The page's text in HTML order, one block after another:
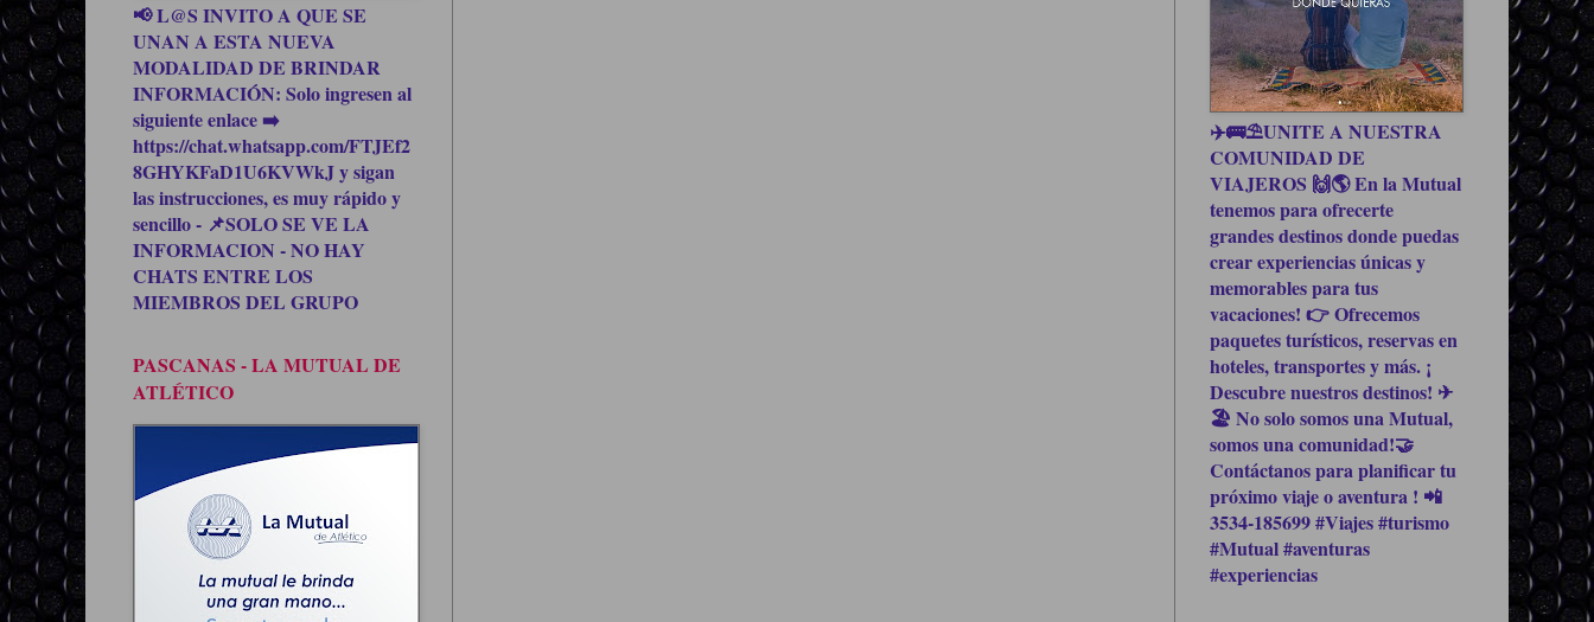
📢 L@S INVITO A QUE SE
UNAN A ESTA NUEVA
MODALIDAD DE BRINDAR
INFORMACIÓN: Solo ingresen al
siguiente enlace ➡️
https://chat.whatsapp.com/FTJEf2
8GHYKFaD1U6KVWkJ y sigan
las instrucciones, es muy rápido y
sencillo - 📌SOLO SE VE LA
INFORMACION - NO HAY
CHATS ENTRE LOS
MIEMBROS DEL GRUPO
PASCANAS - LA MUTUAL DE
ATLÉTICO
✈️🚌⛱UNITE A NUESTRA
COMUNIDAD DE
VIAJEROS 🙌🌎 En la Mutual
tenemos para ofrecerte
grandes destinos donde puedas
crear experiencias únicas y
memorables para tus
vacaciones! 👉 Ofrecemos
paquetes turísticos, reservas en
hoteles, transportes y más. ¡
Descubre nuestros destinos! ✈
🏖 No solo somos una Mutual,
somos una comunidad!🤝
Contáctanos para planificar tu
próximo viaje o aventura ! 📲
3534-185699 #Viajes #turismo
#Mutual #aventuras
#experiencias